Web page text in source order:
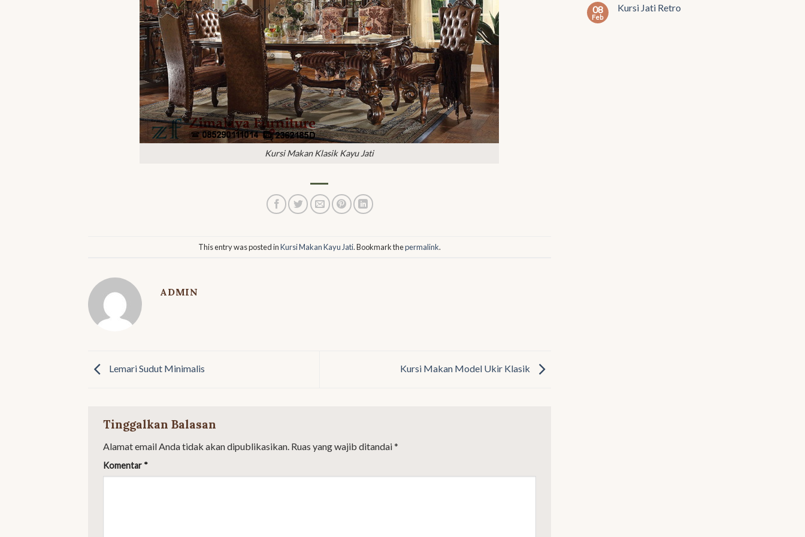
Kursi Makan Klasik Kayu Jati
This entry was posted inKursi Makan Kayu Jati. Bookmark thepermalink.
ADMIN
Lemari Sudut Minimalis Kursi Makan Model Ukir Klasik
Tinggalkan Balasan
Alamat email Anda tidak akan dipublikasikan. Ruas yang wajib ditandai*
Komentar *
08
Feb
Kursi Jati Retro